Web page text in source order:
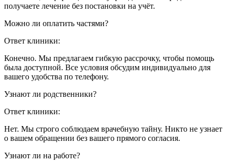
получаете лечение без постановки на учёт.
Можно ли оплатить частями?
Ответ клиники:
Конечно. Мы предлагаем гибкую рассрочку, чтобы помощь
была доступной. Все условия обсудим индивидуально для
вашего удобства по телефону.
Узнают ли родственники?
Ответ клиники:
Нет. Мы строго соблюдаем врачебную тайну. Никто не узнает
о вашем обращении без вашего прямого согласия.
Узнают ли на работе?